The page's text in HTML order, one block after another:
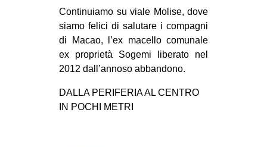
Continuiamo su viale Molise, dove
siamo felici di salutare i compagni
di Macao, l’ex macello comunale
ex proprietà Sogemi liberato nel
2012 dall’annoso abbandono.
DALLA PERIFERIA AL CENTRO
IN POCHI METRI